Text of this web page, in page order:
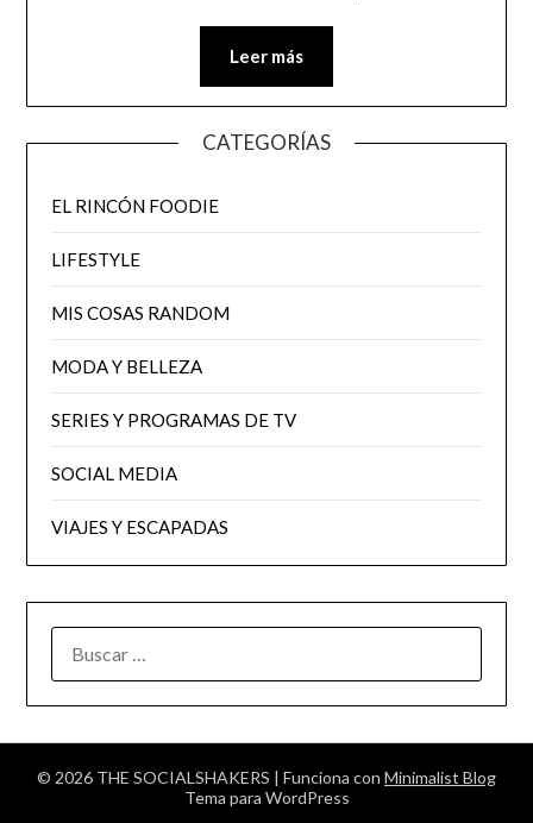
Leer más
CATEGORÍAS
EL RINCÓN FOODIE
LIFESTYLE
MIS COSAS RANDOM
MODA Y BELLEZA
SERIES Y PROGRAMAS DE TV
SOCIAL MEDIA
VIAJES Y ESCAPADAS
© 2026 THE SOCIALSHAKERS | Funciona con Minimalist Blog
Tema para WordPress